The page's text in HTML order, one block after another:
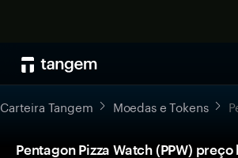
Carteira Tangem Moedas e Tokens
Pentagon Pizza Watch (PPW)